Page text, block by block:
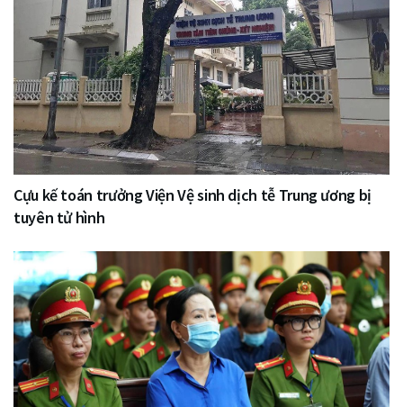
Cựu kế toán trưởng Viện Vệ sinh dịch tễ Trung ương bị
tuyên tử hình